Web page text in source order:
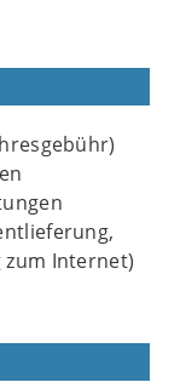
zum Internet)